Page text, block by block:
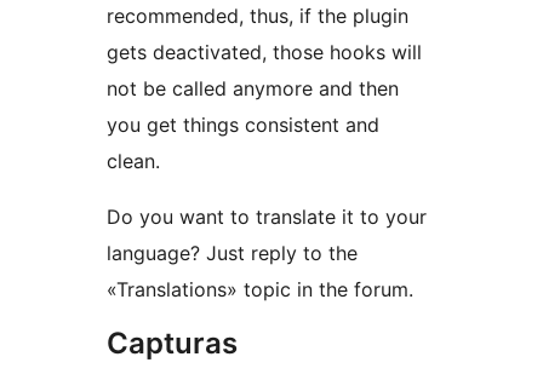
recommended, thus, if the plugin
gets deactivated, those hooks will
not be called anymore and then
you get things consistent and
clean.
Do you want to translate it to your
language? Just reply to the
«Translations» topic in the forum.
Capturas